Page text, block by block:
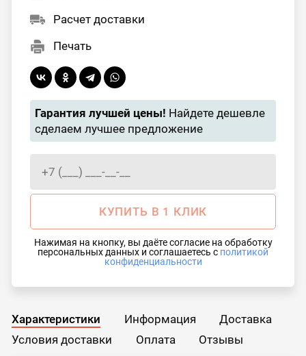
Расчет доставки
Печать
Гарантия лучшей цены! Найдете дешевле
сделаем лучшее предложение
КУПИТЬ В 1 КЛИК
Нажимая на кнопку, вы даёте согласие на обработку
персональных данных и соглашаетесь с политикой
конфиденциальности
Характеристики Информация
Доставка
Условия доставки
Оплата Отзывы